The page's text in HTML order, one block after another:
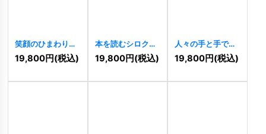
笑顔のひまわりロ
ゴ 11457]
19,800円(税込)
本を読むシロクマ
の愛らしいロゴ
11453 ]
19,800円(税込)
人々の手と手で築
く王冠のコミュニ
ティロゴ 11454]
19,800円(税込)